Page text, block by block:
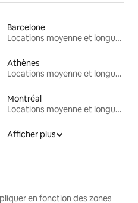
Barcelone
Locations moyenne et longue durée
Athènes
Locations moyenne et longue durée
Montréal
Locations moyenne et longue durée
Afficher plus
en fonction des zones